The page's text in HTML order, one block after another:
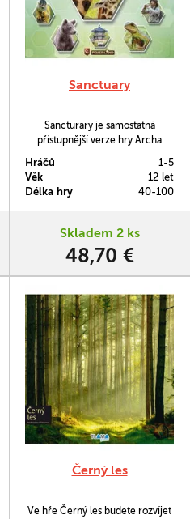
Sanctuary
Sancturary je samostatná
přístupnější verze hry Archa
postaví svou vlastní zoo, ale pozor
– tentokrát zmizely karty a vše se
odehrává na šestiúhelníkových
Hráčů
1-5
Věk
12 let
Délka hry
40-100
Skladem 2 ks
48,70 €
Černý les
Ve hře Černý les budete rozvíjet